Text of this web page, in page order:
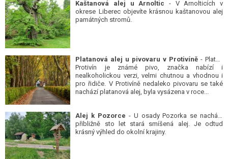
Kaštanová alej u Arnoltic - V Arnolticích v
okrese Liberec objevíte krásnou kaštanovou alej
památných stromů.
Platanová alej u pivovaru v Protivíně - Platan
Protivín je známé pivo, značka nabízí i
nealkoholickou verzi, velmi chutnou a vhodnou i
pro řidiče. V Protivíně nedaleko pivovaru se také
nachází platanová alej, byla vysázena v roce...
Alej k Pozorce - U osady Pozorka se nachází
přibližně sto let stará smíšená alej. Je odtud
krásný výhled do okolní krajiny.